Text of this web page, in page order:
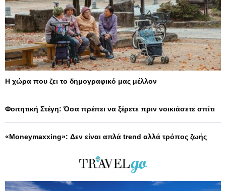
Η χώρα που ζει το δημογραφικό μας μέλλον
Φοιτητική Στέγη: Όσα πρέπει να ξέρετε πριν νοικιάσετε σπίτι
«Moneymaxxing»: Δεν είναι απλά trend αλλά τρόπος ζωής